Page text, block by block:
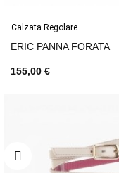
Calzata Regolare
ERIC PANNA FORATA
155,00 €